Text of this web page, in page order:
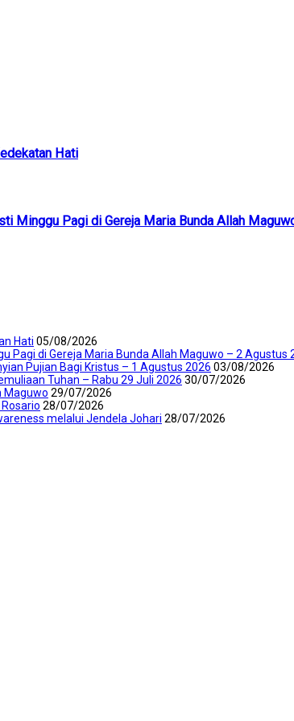
Hati
Minggu Pagi di Gereja Maria Bunda Allah
Hati 05/08/2026
Pagi di Gereja Maria Bunda Allah Maguwo – 2 Agustus
Pujian Bagi Kristus – 1 Agustus 2026 03/08/2026
Tuhan – Rabu 29 Juli 2026 30/07/2026
Maguwo 29/07/2026
28/07/2026
melalui Jendela Johari 28/07/2026